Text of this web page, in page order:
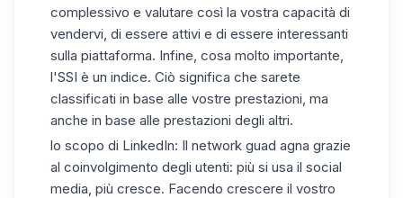
complessivo e valutare così la vostra capacità di
vendervi, di essere attivi e di essere interessanti
sulla piattaforma. Infine, cosa molto importante,
l'SSI è un indice. Ciò significa che sarete
classificati in base alle vostre prestazioni, ma
anche in base alle prestazioni degli altri.
lo scopo di LinkedIn: Il network guad agna grazie
al coinvolgimento degli utenti: più si usa il social
media, più cresce. Facendo crescere il vostro